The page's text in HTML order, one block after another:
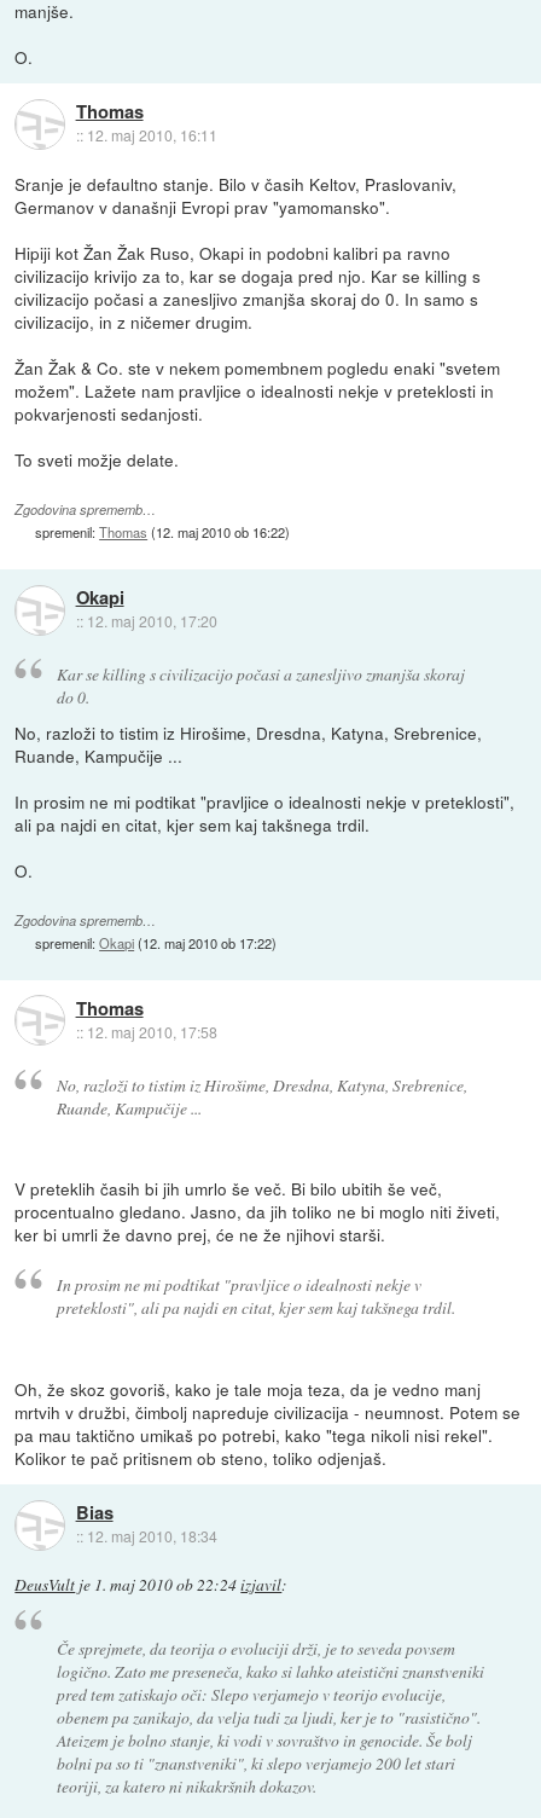
manjše.
O.
Thomas
:: 12. maj 2010, 16:11
Sranje je defaultno stanje. Bilo v časih Keltov, Praslovaniv,
Germanov v današnji Evropi prav "yamomansko".
Hipiji kot Žan Žak Ruso, Okapi in podobni kalibri pa ravno
civilizacijo krivijo za to, kar se dogaja pred njo. Kar se killing s
civilizacijo počasi a zanesljivo zmanjša skoraj do 0. In samo s
civilizacijo, in z ničemer drugim.
Žan Žak & Co. ste v nekem pomembnem pogledu enaki "svetem
možem". Lažete nam pravljice o idealnosti nekje v preteklosti in
pokvarjenosti sedanjosti.
To sveti možje delate.
Zgodovina sprememb…
spremenil:Thomas (12. maj 2010 ob 16:22)
Okapi
:: 12. maj 2010, 17:20
Kar se killing s civilizacijo počasi a zanesljivo zmanjša skoraj
do 0.
No, razloži to tistim iz Hirošime, Dresdna, Katyna, Srebrenice,
Ruande, Kampučije ...
In prosim ne mi podtikat "pravljice o idealnosti nekje v preteklosti",
ali pa najdi en citat, kjer sem kaj takšnega trdil.
O.
Zgodovina sprememb…
spremenil:Okapi(12. maj 2010 ob 17:22)
Thomas
:: 12. maj 2010, 17:58
No, razloži to tistim iz Hirošime, Dresdna, Katyna, Srebrenice,
Ruande, Kampučije ...
V preteklih časih bi jih umrlo še več. Bi bilo ubitih še več,
procentualno gledano. Jasno, da jih toliko ne bi moglo niti živeti,
ker bi umrli že davno prej, će ne že njihovi starši.
In prosim ne mi podtikat "pravljice o idealnosti nekje v
preteklosti", ali pa najdi en citat, kjer sem kaj takšnega trdil.
Oh, že skoz govoriš, kako je tale moja teza, da je vedno manj
mrtvih v družbi, čimbolj napreduje civilizacija - neumnost. Potem se
pa mau taktično umikaš po potrebi, kako "tega nikoli nisi rekel".
Kolikor te pač pritisnem ob steno, toliko odjenjaš.
Bias
:: 12. maj 2010, 18:34
DeusVult je 1. maj 2010 ob 22:24izjavil:
Če sprejmete, da teorija o evoluciji drži, je to seveda povsem
logično. Zato me preseneča, kako si lahko ateistični znanstveniki
pred tem zatiskajo oči: Slepo verjamejo v teorijo evolucije,
obenem pa zanikajo, da velja tudi za ljudi, ker je to "rasistično".
Ateizem je bolno stanje, ki vodi v sovraštvo in genocide. Še bolj
bolni pa so ti "znanstveniki", ki slepo verjamejo 200 let stari
teoriji, za katero ni nikakršnih dokazov.